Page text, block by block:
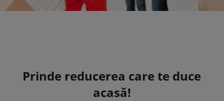
Prinde reducerea care te duce
acasă!